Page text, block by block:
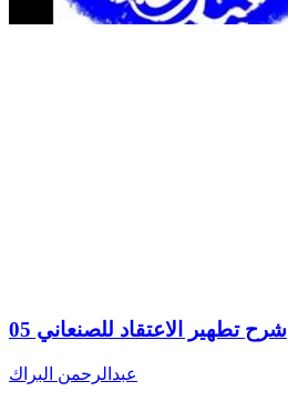
شرح تطهير الاعتقاد للصنعاني 05
عبدالرحمن البراك